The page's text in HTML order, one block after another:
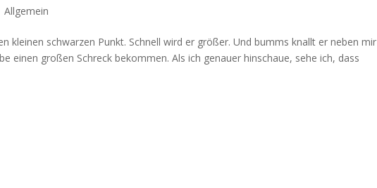
Allgemein
kleinen schwarzen Punkt. Schnell wird er größer. Und bumms knallt er neben mir
einen großen Schreck bekommen. Als ich genauer hinschaue, sehe ich, dass